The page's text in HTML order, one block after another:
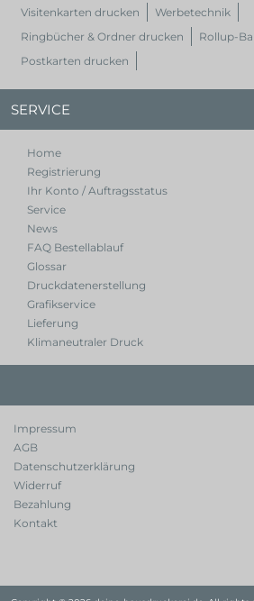
Visitenkarten drucken
Werbetechnik
Ringbücher & Ordner drucken
Rollup-
Postkarten drucken
SERVICE
Home
Registrierung
Ihr Konto / Auftragsstatus
Service
News
FAQ Bestellablauf
Glossar
Druckdatenerstellung
Grafikservice
Lieferung
Klimaneutraler Druck
Impressum
AGB
Datenschutzerklärung
Widerruf
Bezahlung
Kontakt